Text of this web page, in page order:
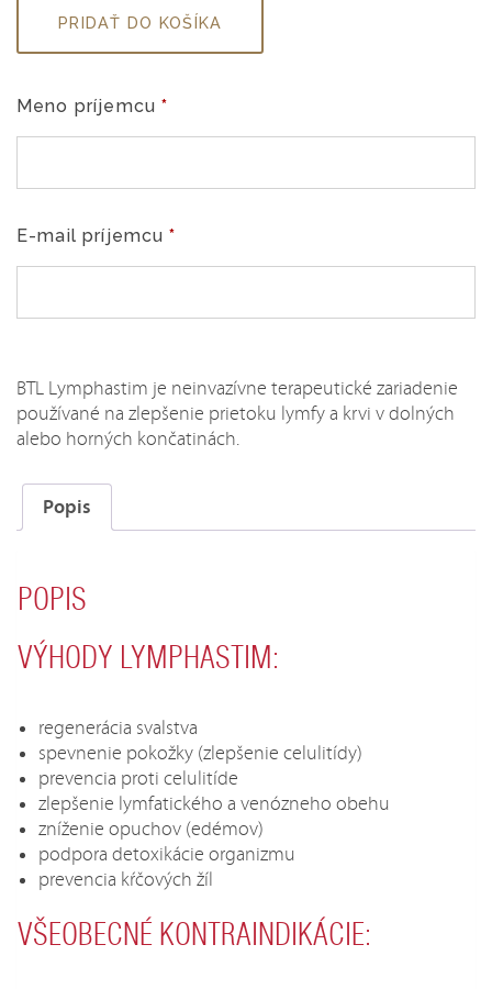
Lymphastim
nohy
min
PRIDAŤ DO KOŠÍKA
Meno príjemcu*
E-mail príjemcu*
BTL Lymphastim je neinvazívne terapeutické zariadenie
používané na zlepšenie prietoku lymfy a krvi v dolných
alebo horných končatinách.
Popis
POPIS
VÝHODY LYMPHASTIM:
regenerácia svalstva
spevnenie pokožky (zlepšenie celulitídy)
prevencia proti celulitíde
zlepšenie lymfatického a venózneho obehu
zníženie opuchov (edémov)
podpora detoxikácie organizmu
prevencia kŕčových žíl
VŠEOBECNÉ KONTRAINDIKÁCIE: